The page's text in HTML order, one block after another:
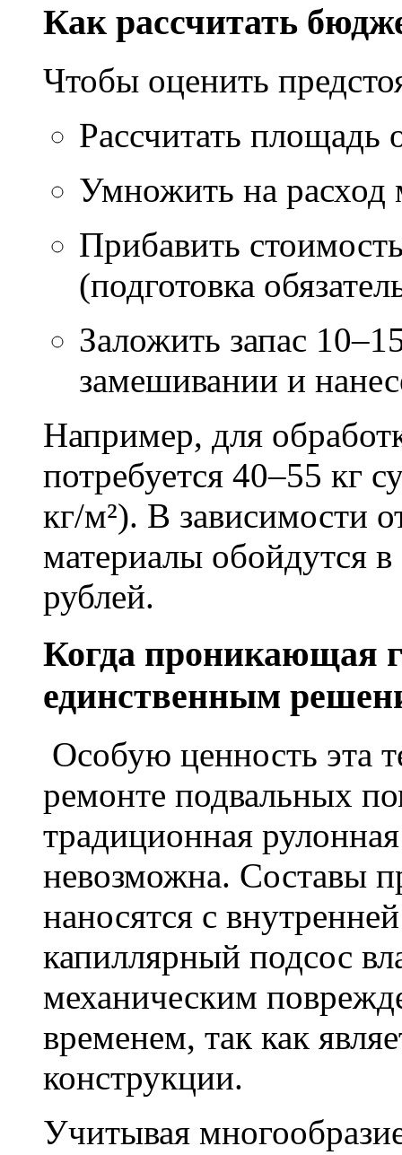
Как рассчитать
Чтобы оценить
Рассчитать площадь
Умножить на расход
Прибавить
(подготовка
Заложить запас
замешивании и
Например, для
потребуется 40–55 кг
кг/м²). В зависимости
материалы обойдутся
рублей.
Когда проникающая
единственным
Особую ценность эта
ремонте подвальных
традиционная
невозможна. Составы
наносятся с
капиллярный подсос
механическим
временем, так как
конструкции.
Учитывая